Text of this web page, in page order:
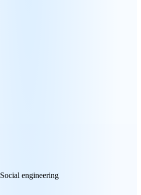
Social engineering